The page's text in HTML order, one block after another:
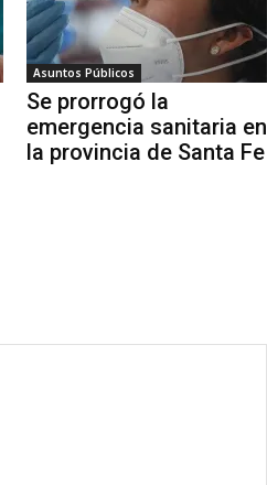
Asuntos Públicos
Se prorrogó la
emergencia sanitaria en
la provincia de Santa Fe